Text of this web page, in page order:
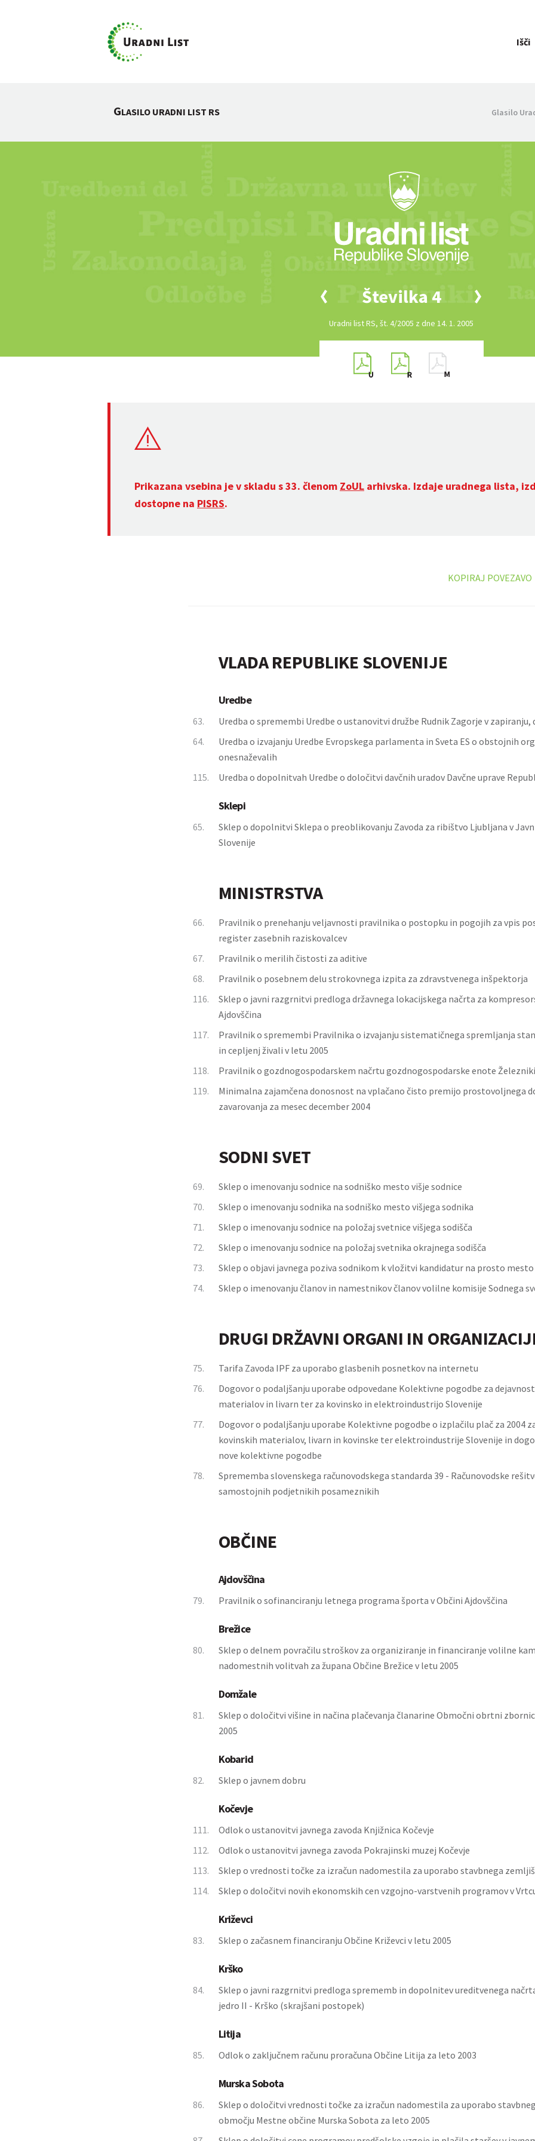
Išči
GLASILO URADNI LIST RS Glasilo
Številka 4
Uradni list RS, št. 4/2005 z dne 14. 1. 2005
Prikazana vsebina je v skladu s 33. členom ZoUL arhivska. Izdaje uradnega lista,
dostopne na PISRS.
KOPIRAJ POVEZAVO
VLADA REPUBLIKE SLOVENIJE
Uredbe
63.
Uredba o spremembi Uredbe o ustanovitvi družbe Rudnik Zagorje v zapiranju,
64.
Uredba o izvajanju Uredbe Evropskega parlamenta in Sveta ES o obstojnih
onesnaževalih
115.
Uredba o dopolnitvah Uredbe o določitvi davčnih uradov Davčne uprave
Sklepi
65.
Sklep o dopolnitvi Sklepa o preoblikovanju Zavoda za ribištvo Ljubljana v
Slovenije
MINISTRSTVA
66.
Pravilnik o prenehanju veljavnosti pravilnika o postopku in pogojih za vpis
register zasebnih raziskovalcev
67.
Pravilnik o merilih čistosti za aditive
68.
Pravilnik o posebnem delu strokovnega izpita za zdravstvenega inšpektorja
116.
Sklep o javni razgrnitvi predloga državnega lokacijskega načrta za
Ajdovščina
117.
Pravilnik o spremembi Pravilnika o izvajanju sistematičnega spremljanja
in cepljenj živali v letu 2005
118.
Pravilnik o gozdnogospodarskem načrtu gozdnogospodarske enote
119.
Minimalna zajamčena donosnost na vplačano čisto premijo prostovoljnega
zavarovanja za mesec december 2004
SODNI SVET
69.
Sklep o imenovanju sodnice na sodniško mesto višje sodnice
70.
Sklep o imenovanju sodnika na sodniško mesto višjega sodnika
71.
Sklep o imenovanju sodnice na položaj svetnice višjega sodišča
72.
Sklep o imenovanju sodnice na položaj svetnika okrajnega sodišča
73.
Sklep o objavi javnega poziva sodnikom k vložitvi kandidatur na prosto mesto
74.
Sklep o imenovanju članov in namestnikov članov volilne komisije Sodnega
DRUGI DRŽAVNI ORGANI IN
75.
Tarifa Zavoda IPF za uporabo glasbenih posnetkov na internetu
76.
Dogovor o podaljšanju uporabe odpovedane Kolektivne pogodbe za
materialov in livarn ter za kovinsko in elektroindustrijo Slovenije
77.
Dogovor o podaljšanju uporabe Kolektivne pogodbe o izplačilu plač za 2004
kovinskih materialov, livarn in kovinske ter elektroindustrije Slovenije in
nove kolektivne pogodbe
78.
Sprememba slovenskega računovodskega standarda 39 - Računovodske
samostojnih podjetnikih posameznikih
OBČINE
Ajdovščina
79. Pravilnik o sofinanciranju letnega programa športa v Občini Ajdovščina
Brežice
80.
Sklep o delnem povračilu stroškov za organiziranje in financiranje volilne
nadomestnih volitvah za župana Občine Brežice v letu 2005
Domžale
81.
Sklep o določitvi višine in načina plačevanja članarine Območni obrtni
2005
Kobarid
82. Sklep o javnem dobru
Kočevje
111.
Odlok o ustanovitvi javnega zavoda Knjižnica Kočevje
112.
Odlok o ustanovitvi javnega zavoda Pokrajinski muzej Kočevje
113.
Sklep o vrednosti točke za izračun nadomestila za uporabo stavbnega
114.
Sklep o določitvi novih ekonomskih cen vzgojno-varstvenih programov v
Križevci
83. Sklep o začasnem financiranju Občine Križevci v letu 2005
Krško
84.
Sklep o javni razgrnitvi predloga sprememb in dopolnitev ureditvenega
jedro II - Krško (skrajšani postopek)
Litija
85. Odlok o zaključnem računu proračuna Občine Litija za leto 2003
Murska Sobota
86.
Sklep o določitvi vrednosti točke za izračun nadomestila za uporabo
območju Mestne občine Murska Sobota za leto 2005